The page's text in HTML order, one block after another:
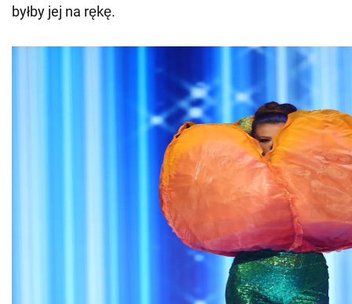
byłby jej na rękę.